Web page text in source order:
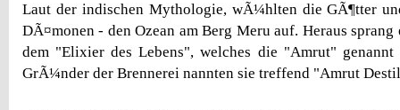
Laut der indischen Mythologie, wÃ¼hlten die GÃ¶tter
DÃ¤monen - den Ozean am Berg Meru auf. Heraus
dem "Elixier des Lebens", welches die "Amrut"
GrÃ¼nder der Brennerei nannten sie treffend "Amrut